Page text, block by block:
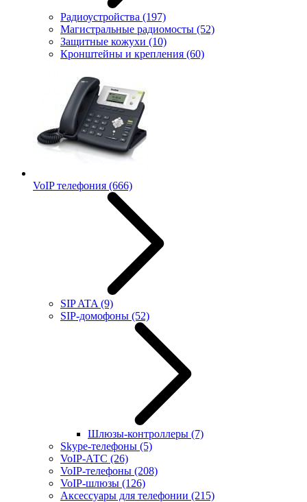
Радиоустройства (197)
Магистральные радиомосты (52)
Защитные кожухи (10)
Кронштейны и крепления (60)
VoIP телефония (666)
SIP ATA (9)
SIP-домофоны (52)
Шлюзы-контроллеры (7)
Skype-телефоны (5)
VoIP-АТС (26)
VoIP-телефоны (208)
VoIP-шлюзы (126)
Аксессуары для телефонии (215)